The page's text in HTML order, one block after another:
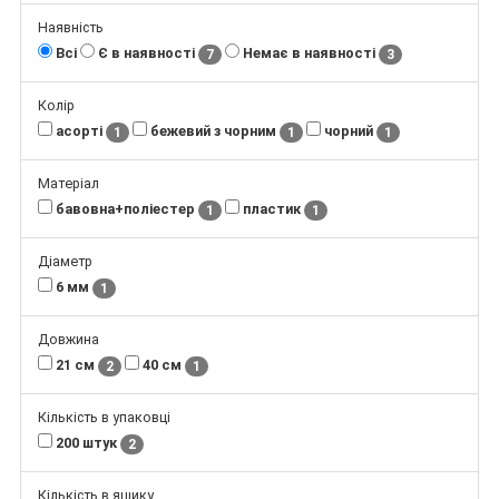
Наявність
Всі
Є в наявності 7 Немає в наявності 3
Колір
асорті
1 бежевий з чорним 1 чорний 1
Матеріал
бавовна+поліестер
1 пластик 1
Діаметр
6 мм
1
Довжина
21 см
2 40 см 1
Кількість в упаковці
200 штук
2
Кількість в ящику